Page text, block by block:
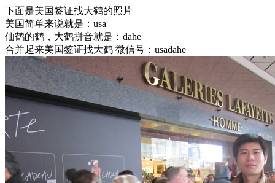
下面是美国签证找大鹤的照片
美国简单来说就是：usa
仙鹤的鹤，大鹤拼音就是：dahe
合并起来美国签证找大鹤 微信号：usadahe